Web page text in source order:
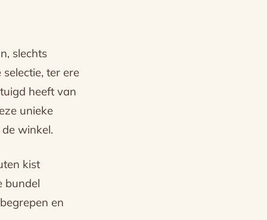
slechts
ter ere
heeft van
unieke
winkel.
kist
bundel
en